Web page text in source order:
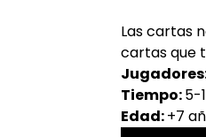
Las cartas
cartas que
Tiempo:5-
Edad:+7